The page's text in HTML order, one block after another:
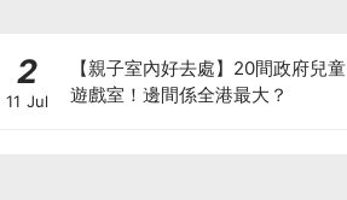
2
11 Jul
【親子室內好去處】20間政府兒童
遊戲室！邊間係全港最大？